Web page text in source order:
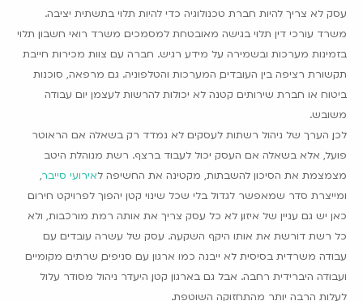
עסק לא צריך להיות חברת טכנולוגיה כדי להיות תלוי בתשתית יציבה.
משרד עורכי דין תלוי בגישה מאובטחת למסמכים. משרד רואי חשבון תלוי
בזמינות מערכות ובשמירה על מידע רגיש. חברה עם צוות מכירות חייבת
תקשורת רציפה בין העובדים, המערכות והטלפוניה. גם מרפאה, סוכנות
ביטוח או חברת שירותים קטנה לא יכולות להרשות לעצמן יום עבודה
משובש.
לכן, הערך של ניהול רשתות לעסקים לא נמדד רק בשאלה אם הראוטר
פועל, אלא בשאלה אם העסק יכול לעבוד ברצף. רשת מנוהלת היטב
מצמצמת את הסיכון להשבתות, מקטינה את החשיפה לאירועי סייבר
ומייצרת סדר שמאפשר לגדול בלי שכל שינוי קטן יהפוך לפרויקט חירום.
כאן יש גם עניין של איזון. לא כל עסק צריך את אותה רמת מורכבות, ולא
כל רשת דורשת את אותו היקף השקעה. עסק של עשרה עובדים עם
עבודה משרדית בסיסית לא ייבנה כמו ארגון עם סניפים, שרתים מקומיים
ועבודה היברידית רחבה. אבל גם בארגון קטן, היעדר ניהול מסודר עלול
לעלות הרבה יותר מהתחזוקה השוטפת.